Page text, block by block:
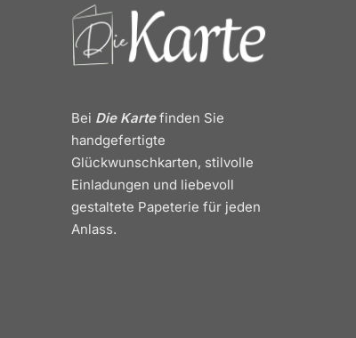
Bei Die Kartefinden Sie
handgefertigte
Glückwunschkarten, stilvolle
Einladungen und liebevoll
gestaltete Papeterie für jeden
Anlass.